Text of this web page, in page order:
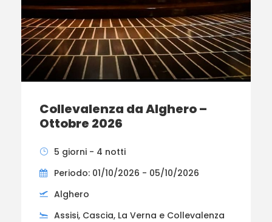
Collevalenza da Alghero –
Ottobre 2026
5 giorni - 4 notti
Periodo: 01/10/2026 - 05/10/2026
Alghero
Assisi, Cascia, La Verna e Collevalenza